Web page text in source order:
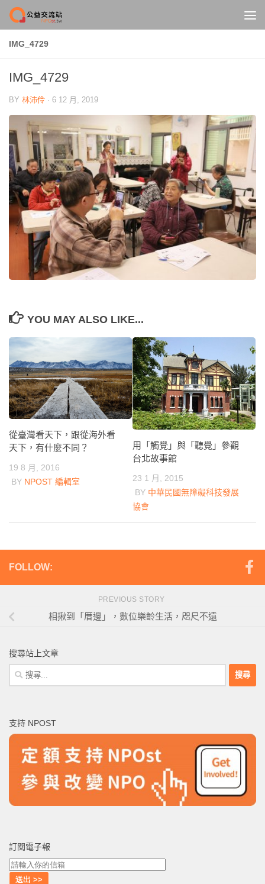
Skip to content
IMG_4729
IMG_4729
BY 林沛伶 · 6 12 月, 2019
YOU MAY ALSO LIKE...
從臺灣看天下，跟從海外看
天下，有什麼不同？
19 8 月, 2016
BY NPOST 編輯室
用「觸覺」與「聽覺」參觀
台北故事館
23 1 月, 2015
BY 中華民國無障礙科技發展
協會
FOLLOW:
PREVIOUS STORY
相揪到「厝邊」，數位樂齡生活，咫尺不遠
搜尋站上文章
搜
尋
字:
支持 NPOST
訂閱電子報